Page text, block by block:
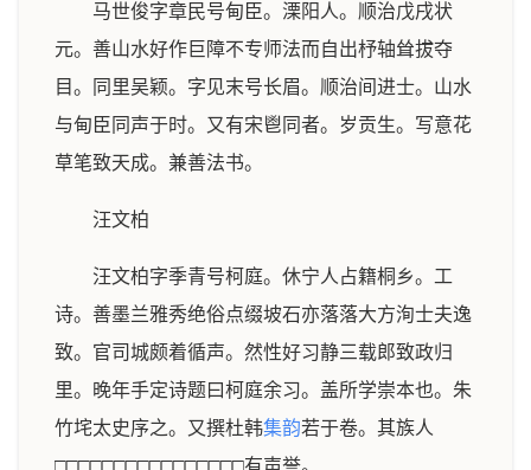
马世俊字章民号甸臣。溧阳人。顺治戊戌状
元。善山水好作巨障不专师法而自出杼轴耸拔夺
目。同里吴颖。字见末号长眉。顺治间进士。山水
与甸臣同声于时。又有宋鬯同者。岁贡生。写意花
草笔致天成。兼善法书。
汪文柏
汪文柏字季青号柯庭。休宁人占籍桐乡。工
诗。善墨兰雅秀绝俗点缀坡石亦落落大方洵士夫逸
致。官司城颇着循声。然性好习静三载郎致政归
里。晚年手定诗题曰柯庭余习。盖所学崇本也。朱
竹垞太史序之。又撰杜韩集韵若于卷。其族人
□□□□□□□□□□□□□□□□有声誉。